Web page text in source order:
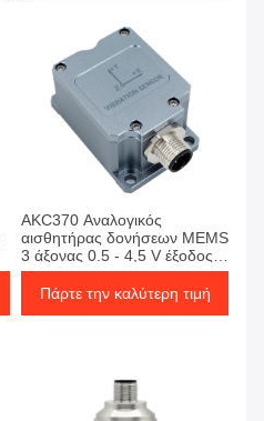
AKC370 Αναλογικός
αισθητήρας δονήσεων MEMS
3 άξονας 0.5 - 4,5 V έξοδος
για παρακολούθηση των
επιπτώσεων στη γέφυρα
Πάρτε την καλύτερη τιμή